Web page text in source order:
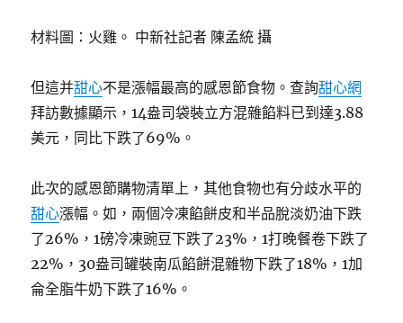
材料圖：火雞。 中新社記者 陳孟統 攝
但這并甜心不是漲幅最高的感恩節食物。查詢甜心網
拜訪數據顯示，14盎司袋裝立方混雜餡料已到達3.88
美元，同比下跌了69%。
此次的感恩節購物清單上，其他食物也有分歧水平的
甜心漲幅。如，兩個冷凍餡餅皮和半品脫淡奶油下跌
了26%，1磅冷凍豌豆下跌了23%，1打晚餐卷下跌了
22%，30盎司罐裝南瓜餡餅混雜物下跌了18%，1加
侖全脂牛奶下跌了16%。